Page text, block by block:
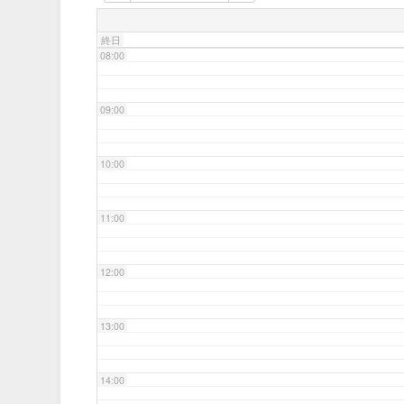
終日
08:00
09:00
10:00
11:00
12:00
13:00
14:00